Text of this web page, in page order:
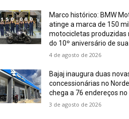
Marco histórico: BMW
atinge a marca de 150 mil
motocicletas produzidas
do 10º aniversário de
4 de agosto de 2026
Bajaj inaugura duas
concessionárias no
chega a 76 endereços no
3 de agosto de 2026